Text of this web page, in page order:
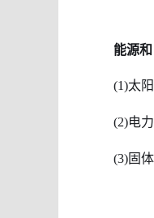
能源和
(1)太
(2)电
(3)固